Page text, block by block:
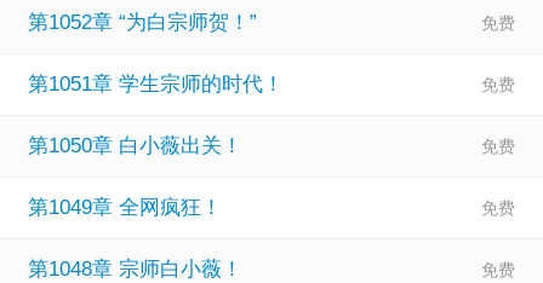
第1052章 “为白宗师贺！”
第1051章 学生宗师的时代！
第1050章 白小薇出关！
第1049章 全网疯狂！
第1048章 宗师白小薇！